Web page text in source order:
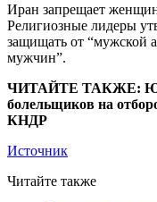
Иран запрещает
Религиозные лидеры
защищать от “мужской
мужчин”.
ЧИТАЙТЕ ТАКЖЕ:
болельщиков на
КНДР
Источник
Читайте также